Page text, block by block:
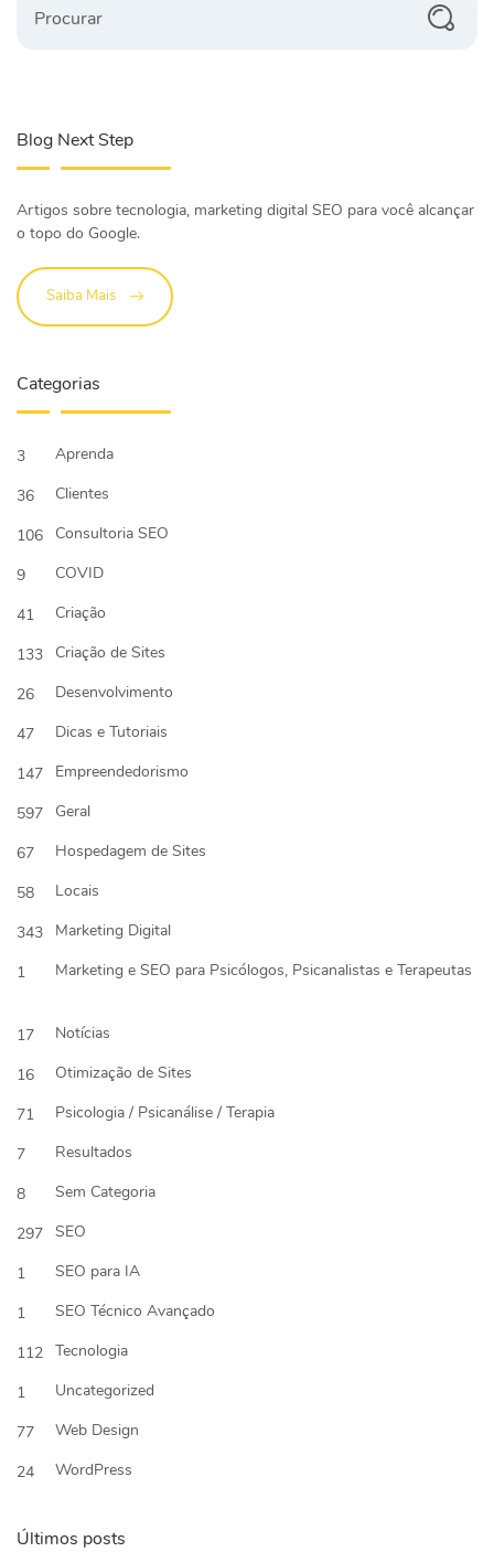
Blog Next Step
Artigos sobre tecnologia, marketing digital SEO para você alcançar
o topo do Google.
Saiba Mais
Categorias
3
Aprenda
36
Clientes
106
Consultoria SEO
9
COVID
41
Criação
133
Criação de Sites
26
Desenvolvimento
47
Dicas e Tutoriais
147
Empreendedorismo
597
Geral
67
Hospedagem de Sites
58
Locais
343
Marketing Digital
1
Marketing e SEO para Psicólogos, Psicanalistas e Terapeutas
17
Notícias
16
Otimização de Sites
71
Psicologia / Psicanálise / Terapia
7
Resultados
8
Sem Categoria
297 SEO
1
SEO para IA
1
SEO Técnico Avançado
112 Tecnologia
1
Uncategorized
77
Web Design
24
WordPress
Últimos posts